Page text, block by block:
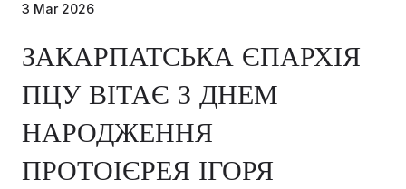
3 Mar 2026
ЗАКАРПАТСЬКА ЄПАРХІЯ
ПЦУ ВІТАЄ З ДНЕМ
НАРОДЖЕННЯ
ПРОТОІЄРЕЯ ІГОРЯ